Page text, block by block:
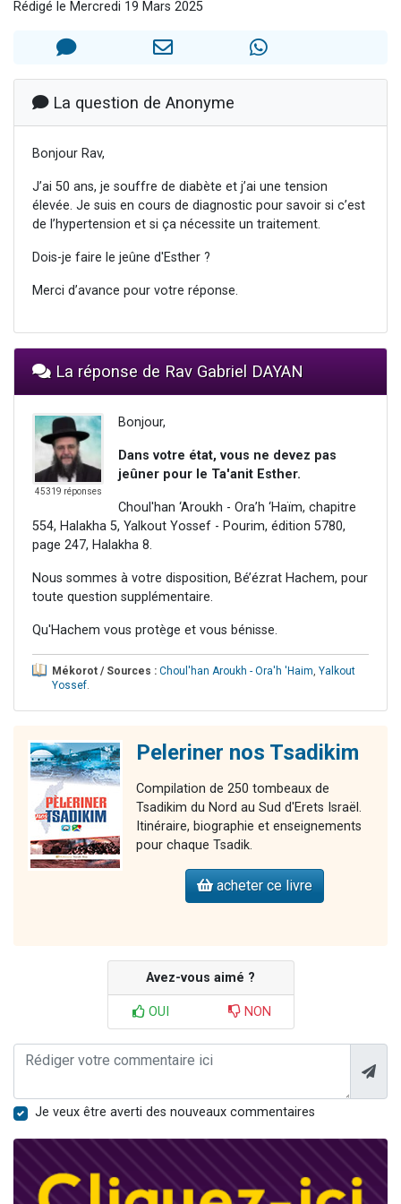
6 personnes viennent de faire un don pour 5 enfants déjà orphelins risquent de perdre leur maman
2 personnes viennent de faire un don pour Reloger Rivka, 6 enfants, victime de violences...
Il reste 49 places pour étudier en groupe sur Zoom
2 personnes viennent de nous rejoindre sur WhatsApp
Rédigé le Mercredi 19 Mars 2025
La question de Anonyme
Bonjour Rav,
J’ai 50 ans, je souffre de diabète et j’ai une tension
élevée. Je suis en cours de diagnostic pour savoir si c’est
de l’hypertension et si ça nécessite un traitement.
Dois-je faire le jeûne d'Esther ?
Merci d’avance pour votre réponse.
La réponse de Rav Gabriel DAYAN
45319 réponses
Bonjour,
Dans votre état, vous ne devez pas
jeûner pour le Ta'anit Esther.
Choul'han ‘Aroukh - Ora’h ‘Haïm, chapitre
554, Halakha 5, Yalkout Yossef - Pourim, édition 5780,
page 247, Halakha 8.
Nous sommes à votre disposition, Bé’ézrat Hachem, pour
toute question supplémentaire.
Qu'Hachem vous protège et vous bénisse.
Mékorot / Sources : Choul'han Aroukh - Ora'h 'Haim, Yalkout
Yossef.
Peleriner nos Tsadikim
Compilation de 250 tombeaux de
Tsadikim du Nord au Sud d'Erets Israël.
Itinéraire, biographie et enseignements
pour chaque Tsadik.
acheter ce livre
Avez-vous aimé ?
OUI NON
Je veux être averti des nouveaux commentaires